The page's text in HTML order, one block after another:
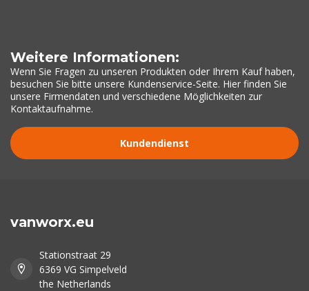
Weitere Informationen:
Wenn Sie Fragen zu unseren Produkten oder Ihrem Kauf haben,
besuchen Sie bitte unsere Kundenservice-Seite. Hier finden Sie
unsere Firmendaten und verschiedene Möglichkeiten zur
Kontaktaufnahme.
Kundendienst
vanworx.eu
Stationstraat 29
6369 VG Simpelveld
the Netherlands